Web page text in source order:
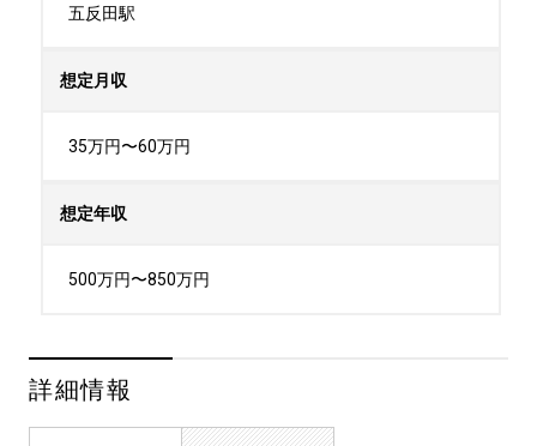
五反田駅
想定月収
35万円〜60万円
想定年収
500万円〜850万円
詳細情報